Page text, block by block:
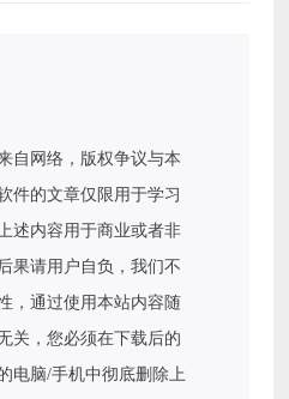
自网络，版权争议与本
件的文章仅限用于学习
述内容用于商业或者非
果请用户自负，我们不
，通过使用本站内容随
关，您必须在下载后的
电脑/手机中彻底删除上